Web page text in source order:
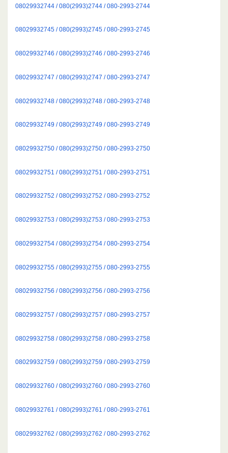
08029932744 / 080(2993)2744 / 080-2993-2744
08029932745 / 080(2993)2745 / 080-2993-2745
08029932746 / 080(2993)2746 / 080-2993-2746
08029932747 / 080(2993)2747 / 080-2993-2747
08029932748 / 080(2993)2748 / 080-2993-2748
08029932749 / 080(2993)2749 / 080-2993-2749
08029932750 / 080(2993)2750 / 080-2993-2750
08029932751 / 080(2993)2751 / 080-2993-2751
08029932752 / 080(2993)2752 / 080-2993-2752
08029932753 / 080(2993)2753 / 080-2993-2753
08029932754 / 080(2993)2754 / 080-2993-2754
08029932755 / 080(2993)2755 / 080-2993-2755
08029932756 / 080(2993)2756 / 080-2993-2756
08029932757 / 080(2993)2757 / 080-2993-2757
08029932758 / 080(2993)2758 / 080-2993-2758
08029932759 / 080(2993)2759 / 080-2993-2759
08029932760 / 080(2993)2760 / 080-2993-2760
08029932761 / 080(2993)2761 / 080-2993-2761
08029932762 / 080(2993)2762 / 080-2993-2762